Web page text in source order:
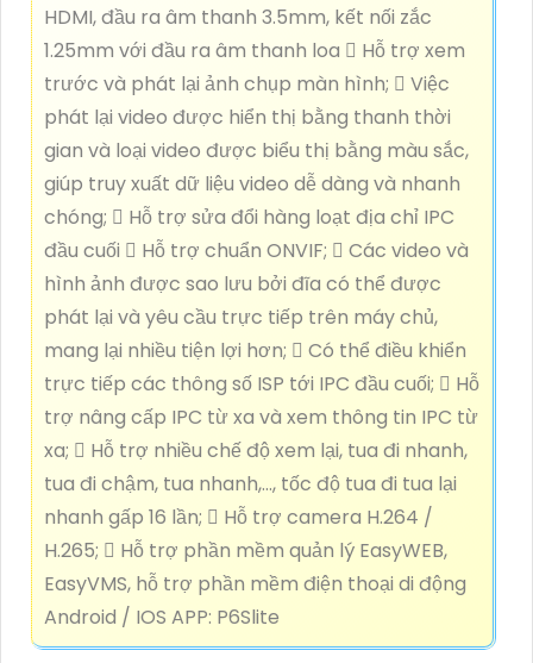
HDMI, đầu ra âm thanh 3.5mm, kết nối zắc
1.25mm với đầu ra âm thanh loa  Hỗ trợ xem
trước và phát lại ảnh chụp màn hình;  Việc
phát lại video được hiển thị bằng thanh thời
gian và loại video được biểu thị bằng màu sắc,
giúp truy xuất dữ liệu video dễ dàng và nhanh
chóng;  Hỗ trợ sửa đổi hàng loạt địa chỉ IPC
đầu cuối  Hỗ trợ chuẩn ONVIF;  Các video và
hình ảnh được sao lưu bởi đĩa có thể được
phát lại và yêu cầu trực tiếp trên máy chủ,
mang lại nhiều tiện lợi hơn;  Có thể điều khiển
trực tiếp các thông số ISP tới IPC đầu cuối;  Hỗ
trợ nâng cấp IPC từ xa và xem thông tin IPC từ
xa;  Hỗ trợ nhiều chế độ xem lại, tua đi nhanh,
tua đi chậm, tua nhanh,…, tốc độ tua đi tua lại
nhanh gấp 16 lần;  Hỗ trợ camera H.264 /
H.265;  Hỗ trợ phần mềm quản lý EasyWEB,
EasyVMS, hỗ trợ phần mềm điện thoại di động
Android / IOS APP: P6Slite